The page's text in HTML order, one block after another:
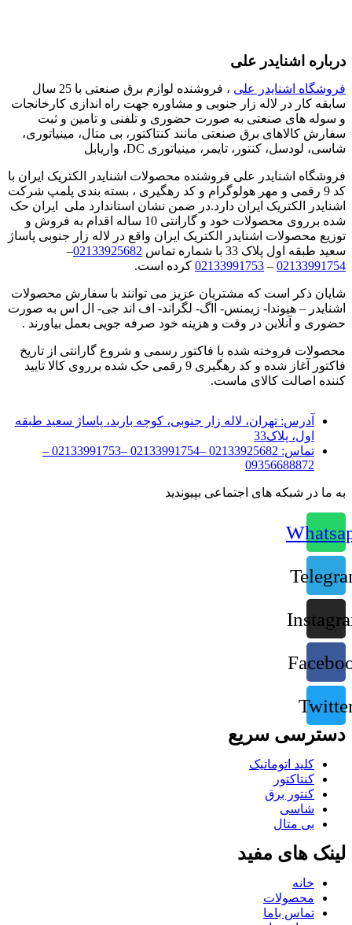
درباره اشنایدر علی
فروشگاه اشنایدر علی
، فروشنده لوازم برق صنعتی با 25 سال
سابقه کار در لاله زار جنوبی و مشاوره جهت راه اندازی کارخانجات
و سوله های صنعتی به صورت حضوری و تلفنی و تامین و ثبت
سفارش کالاهای برق صنعتی مانند کنتاکتور، بی متال، مینیاتوری،
شاسی، لودسل، کنتور، تایمر، مینیاتوری DC، واریابل
فروشگاه اشنایدر علی فروشنده محصولات اشنایدر الکتریک ایران با
کد 9 رقمی و مهر هولوگرام و کد رهگیری ، بسته بندی پلمپ شرکت
اشنایدر الکتریک ایران دارد.در ضمن نشان استاندارد ملی ایران حک
شده برروی محصولات خود و گارانتی 10 ساله اقدام به فروش و
توزیع محصولات اشنایدر الکتریک ایران واقع در لاله زار جنوبی پاساژ
سعید طبقه اول پلاک 33 با شماره تماس
02133925682
–
02133991754
–
02133991753 کرده است.
شایان ذکر است که مشتریان عزیز می توانند با سفارش محصولات
اشنایدر – هیوندا- زیمنس- ااگ- لگراند- اف اند جی- ال اس به صورت
حضوری و آنلاین در وقت و هزینه خود صرفه جویی بعمل بیاورند .
محصولات فروخته شده با فاکتور رسمی و شروع گارانتی از تاریخ
فاکتور آغاز شده و کد رهگیری 9 رقمی حک شده برروی کالا تایید
کننده اصالت کالای ماست.
آدرس: تهران، لاله زار جنوبی، کوچه باربد، پاساژ سعید طبقه
اول، پلاک33
تماس:
02133925682 –02133991754 –02133991753 –
09356688872
به ما در شبکه های اجتماعی بپیوندید
دسترسی سریع
کلید اتوماتیک
کنتاکتور
کنتور برق
شاسی
بی متال
لینک های مفید
خانه
محصولات
تماس باما